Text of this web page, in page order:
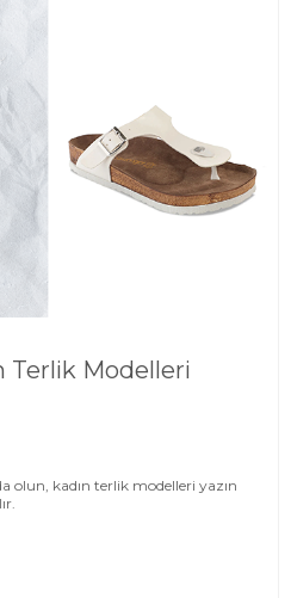
Terlik Modelleri
olun, kadın terlik modelleri yazın